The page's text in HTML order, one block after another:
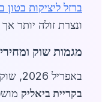
ברזל ליציקות בטון
ונצרת זולה יותר
מגמות שוק
באפריל 2026, שוק
בקריית ביאליק